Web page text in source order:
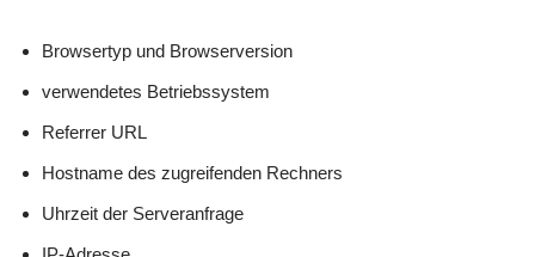
Browsertyp und Browserversion
verwendetes Betriebssystem
Referrer URL
Hostname des zugreifenden Rechners
Uhrzeit der Serveranfrage